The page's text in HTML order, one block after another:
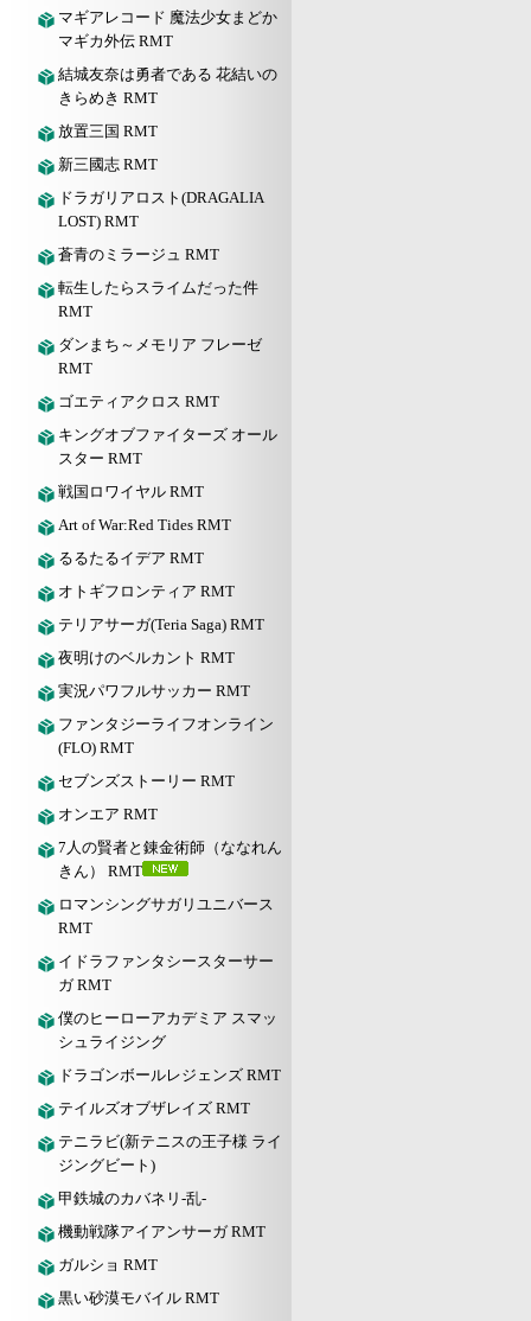
マギアレコード 魔法少女まどか
マギカ外伝 RMT
結城友奈は勇者である 花結いの
きらめき RMT
放置三国 RMT
新三國志 RMT
ドラガリアロスト(DRAGALIA
LOST) RMT
蒼青のミラージュ RMT
転生したらスライムだった件
RMT
ダンまち～メモリア フレーゼ
RMT
ゴエティアクロス RMT
キングオブファイターズ オール
スター RMT
戦国ロワイヤル RMT
Art of War:Red Tides RMT
るるたるイデア RMT
オトギフロンティア RMT
テリアサーガ(Teria Saga) RMT
夜明けのベルカント RMT
実況パワフルサッカー RMT
ファンタジーライフオンライン
(FLO) RMT
セブンズストーリー RMT
オンエア RMT
7人の賢者と錬金術師（ななれん
きん） RMT
ロマンシングサガリユニバース
RMT
イドラファンタシースターサー
ガ RMT
僕のヒーローアカデミア スマッ
シュライジング
ドラゴンボールレジェンズ RMT
テイルズオブザレイズ RMT
テニラビ(新テニスの王子様 ライ
ジングビート)
甲鉄城のカバネリ-乱-
機動戦隊アイアンサーガ RMT
ガルショ RMT
黒い砂漠モバイル RMT